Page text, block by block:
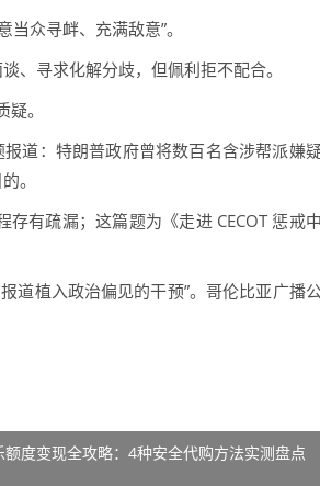
众寻衅、充满敌意”。
寻求化解分歧，但佩利拒不配合。
。
道：特朗普政府曾将数百名含涉帮派嫌
。
有疏漏；这篇题为《走进 CECOT 惩戒中
植入政治偏见的干预”。哥伦比亚广播
度变现全攻略：4种安全代购方法实测盘点